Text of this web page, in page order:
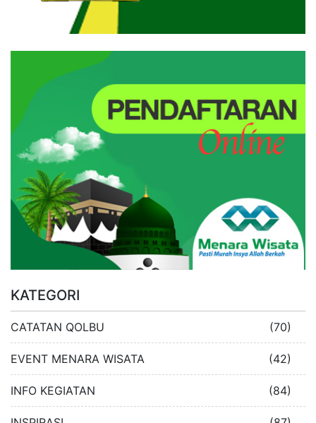
KATEGORI
CATATAN QOLBU (70)
EVENT MENARA WISATA (42)
INFO KEGIATAN (84)